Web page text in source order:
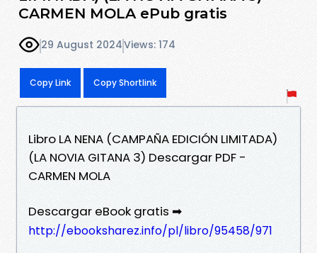
CARMEN MOLA ePub gratis
29 August 2024Views: 174
Copy Link Copy Shortlink
Libro LA NENA (CAMPAÑA EDICIÓN LIMITADA)
(LA NOVIA GITANA 3) Descargar PDF -
CARMEN MOLA
Descargar eBook gratis ➡
http://ebooksharez.info/pl/libro/95458/971